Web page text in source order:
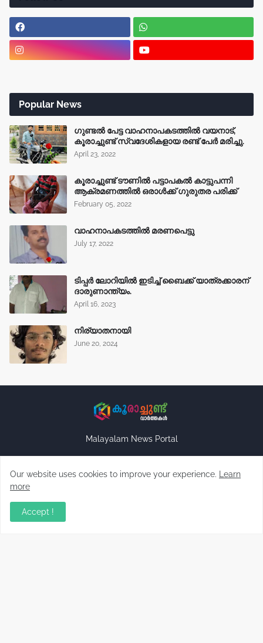
Popular News
ഗുണ്ടൽ പേട്ട വാഹനാപകടത്തിൽ വയനാട്,
കൂരാച്ചുണ്ട് സ്വദേശികളായ രണ്ട് പേർ മരിച്ചു.
April 23, 2022
കൂരാച്ചുണ്ട് ടൗണിൽ പട്ടാപകൽ കാട്ടുപന്നി
ആക്രമണത്തിൽ ഒരാൾക്ക് ഗുരുതര പരിക്ക്
February 05, 2022
വാഹനാപകടത്തിൽ മരണപെട്ടു
July 17, 2022
ടിപ്പർ ലോറിയിൽ ഇടിച്ച് ബൈക്ക് യാത്രക്കാരന്
ദാരുണാന്ത്യം.
April 16, 2023
നിര്യാതനായി
June 20, 2024
Malayalam News Portal
Our website uses cookies to improve your experience.
Learn
more
Accept !